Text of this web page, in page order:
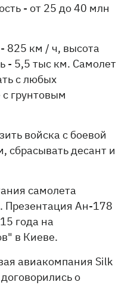
- от 25 до 40 млн
825 км / ч, высота
- 5,5 тыс км. Самолет
с любых
грунтовым
войска с боевой
сбрасывать десант и
самолета
Презентация Ан-178
года на
в Киеве.
авиакомпания Silk
о